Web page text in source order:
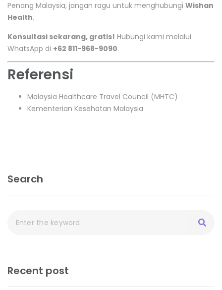
Penang Malaysia, jangan ragu untuk menghubungi Wishan
Health.
Konsultasi sekarang, gratis! Hubungi kami melalui
WhatsApp di +62 811-968-9090.
Referensi
Malaysia Healthcare Travel Council (MHTC)
Kementerian Kesehatan Malaysia
Search
Recent post